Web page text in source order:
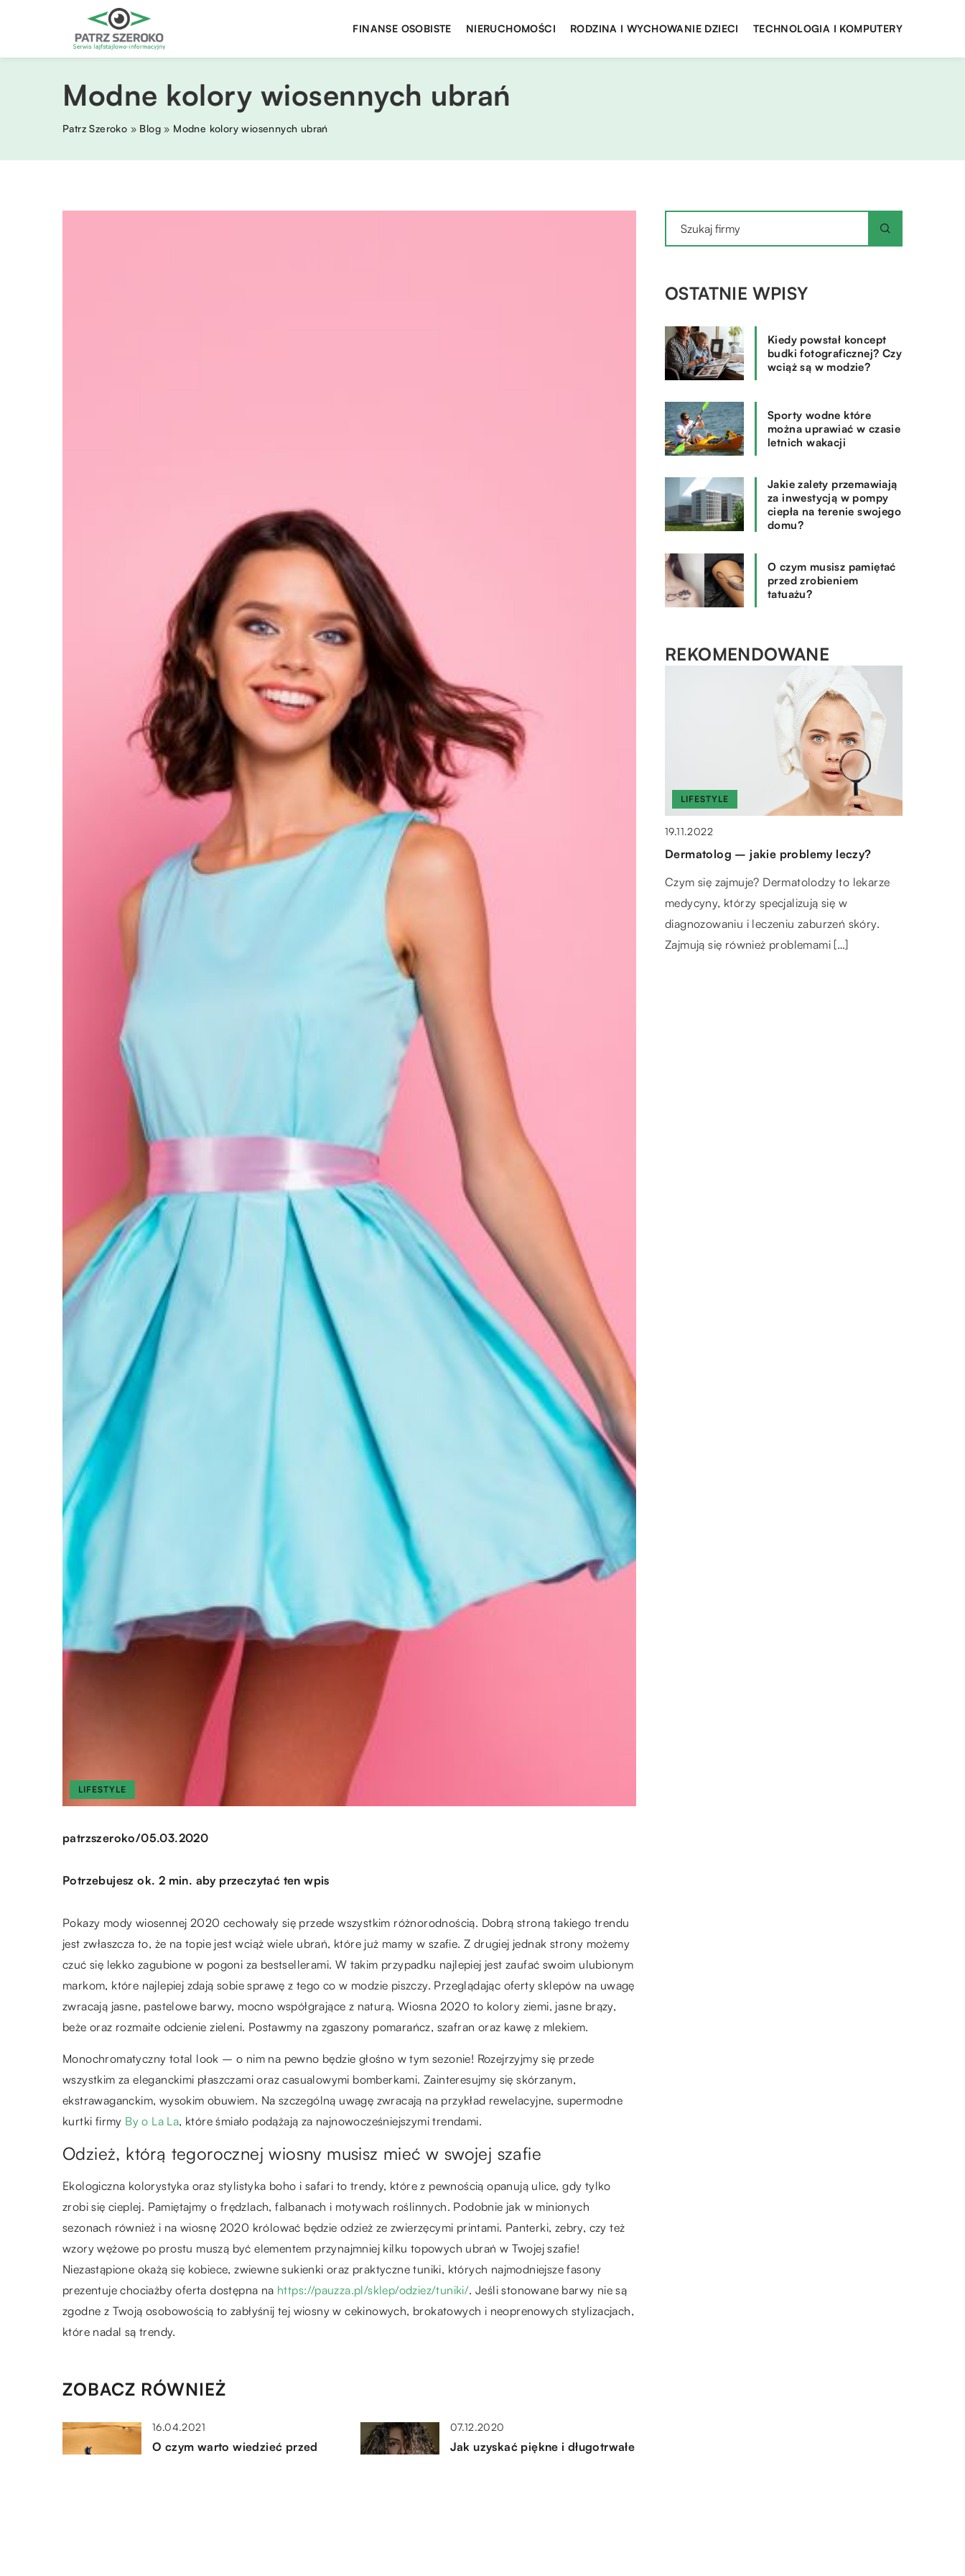
FINANSE OSOBISTE NIERUCHOMOŚCI RODZINA I WYCHOWANIE DZIECI TECHNOLOGIA I KOMPUTERY
Modne kolory wiosennych ubrań
Patrz Szeroko » Blog » Modne kolory wiosennych ubrań
LIFESTYLE
patrzszeroko/05.03.2020
Potrzebujesz ok. 2 min. aby przeczytać ten wpis
Pokazy mody wiosennej 2020 cechowały się przede wszystkim różnorodnością. Dobrą stroną takiego trendu
jest zwłaszcza to, że na topie jest wciąż wiele ubrań, które już mamy w szafie. Z drugiej jednak strony możemy
czuć się lekko zagubione w pogoni za bestsellerami. W takim przypadku najlepiej jest zaufać swoim ulubionym
markom, które najlepiej zdają sobie sprawę z tego co w modzie piszczy. Przeglądając oferty sklepów na uwagę
zwracają jasne, pastelowe barwy, mocno współgrające z naturą. Wiosna 2020 to kolory ziemi, jasne brązy,
beże oraz rozmaite odcienie zieleni. Postawmy na zgaszony pomarańcz, szafran oraz kawę z mlekiem.
Monochromatyczny total look – o nim na pewno będzie głośno w tym sezonie! Rozejrzyjmy się przede
wszystkim za eleganckimi płaszczami oraz casualowymi bomberkami. Zainteresujmy się skórzanym,
ekstrawaganckim, wysokim obuwiem. Na szczególną uwagę zwracają na przykład rewelacyjne, supermodne
kurtki firmy By o La La, które śmiało podążają za najnowocześniejszymi trendami.
Odzież, którą tegorocznej wiosny musisz mieć w swojej szafie
Ekologiczna kolorystyka oraz stylistyka boho i safari to trendy, które z pewnością opanują ulice, gdy tylko
zrobi się cieplej. Pamiętajmy o frędzlach, falbanach i motywach roślinnych. Podobnie jak w minionych
sezonach również i na wiosnę 2020 królować będzie odzież ze zwierzęcymi printami. Panterki, zebry, czy też
wzory wężowe po prostu muszą być elementem przynajmniej kilku topowych ubrań w Twojej szafie!
Niezastąpione okażą się kobiece, zwiewne sukienki oraz praktyczne tuniki, których najmodniejsze fasony
prezentuje chociażby oferta dostępna na https://pauzza.pl/sklep/odziez/tuniki/. Jeśli stonowane barwy nie są
zgodne z Twoją osobowością to zabłyśnij tej wiosny w cekinowych, brokatowych i neoprenowych stylizacjach,
które nadal są trendy.
ZOBACZ RÓWNIEŻ
16.04.2021
O czym warto wiedzieć przed
07.12.2020
Jak uzyskać piękne i długotrwałe
OSTATNIE WPISY
Kiedy powstał koncept
budki fotograficznej? Czy
wciąż są w modzie?
Sporty wodne które
można uprawiać w czasie
letnich wakacji
Jakie zalety przemawiają
za inwestycją w pompy
ciepła na terenie swojego
domu?
O czym musisz pamiętać
przed zrobieniem
tatuażu?
REKOMENDOWANE
LIFESTYLE
16.02.2023
Jakich kamieni używa się do tworzenia
biżuterii?
Istnieje wiele różnych rodzajów kamieni,
które można wykorzystać do tworzenia
biżuterii. Niektóre z najbardziej popularnych
LIFESTYLE
19.11.2022
Dermatolog – jakie problemy leczy?
Czym się zajmuje? Dermatolodzy to lekarze
medycyny, którzy specjalizują się w
diagnozowaniu i leczeniu zaburzeń skóry.
Zajmują się również problemami […]
LIFESTYLE
09.01.2020
Łodzi?
Łódź to niegdyś jedno z najważniejszych
miast przemysłowych w naszym kraju, które